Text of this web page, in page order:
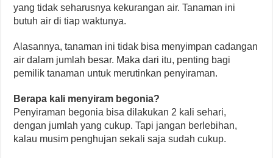
yang tidak seharusnya kekurangan air. Tanaman ini
butuh air di tiap waktunya.
Alasannya, tanaman ini tidak bisa menyimpan cadangan
air dalam jumlah besar. Maka dari itu, penting bagi
pemilik tanaman untuk merutinkan penyiraman.
Berapa kali menyiram begonia?
Penyiraman begonia bisa dilakukan 2 kali sehari,
dengan jumlah yang cukup. Tapi jangan berlebihan,
kalau musim penghujan sekali saja sudah cukup.